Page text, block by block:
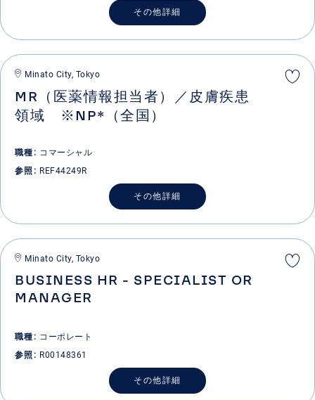
その他詳細
MR（医薬情報担当者）／皮膚疾患
領域 ※NP*（全国）
Minato City, Tokyo
職種 コマーシャル
参照
REF44249R
その他詳細
BUSINESS HR - SPECIALIST OR
MANAGER
Minato City, Tokyo
職種 コーポレート
参照
R00148361
その他詳細